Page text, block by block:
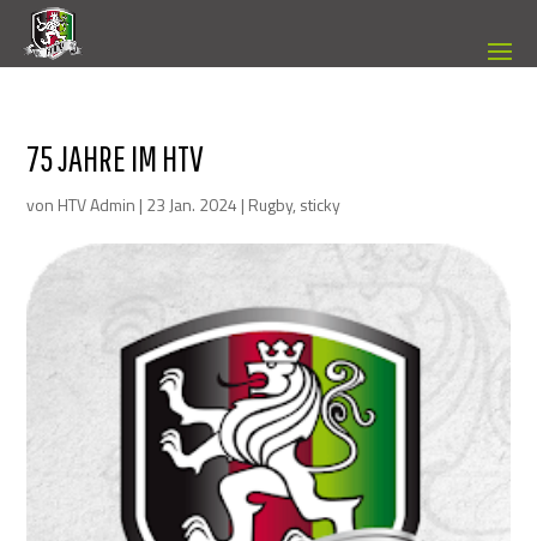
75 JAHRE IM HTV
von HTV Admin | 23 Jan. 2024 | Rugby, sticky